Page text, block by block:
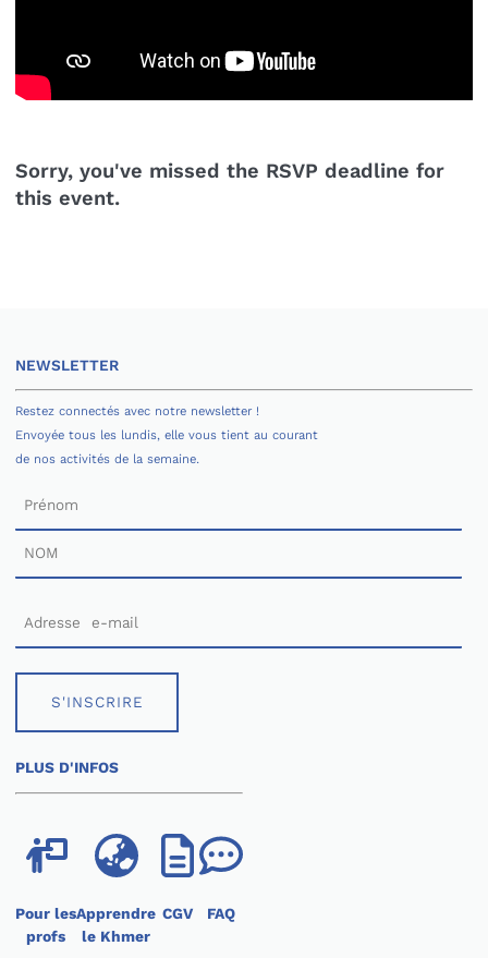
Sorry, you've missed the RSVP deadline for
this event.
NEWSLETTER
Restez connectés avec notre newsletter !
Envoyée tous les lundis, elle vous tient au courant
de nos activités de la semaine.
S'INSCRIRE
PLUS D'INFOS
Pour les
profs
Apprendre
le Khmer
CGV FAQ